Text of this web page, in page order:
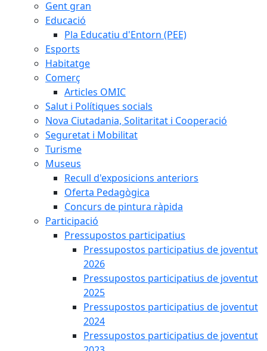
Gent gran
Educació
Pla Educatiu d'Entorn (PEE)
Esports
Habitatge
Comerç
Articles OMIC
Salut i Polítiques socials
Nova Ciutadania, Solitaritat i Cooperació
Seguretat i Mobilitat
Turisme
Museus
Recull d'exposicions anteriors
Oferta Pedagògica
Concurs de pintura ràpida
Participació
Pressupostos participatius
Pressupostos participatius de joventut
2026
Pressupostos participatius de joventut
2025
Pressupostos participatius de joventut
2024
Pressupostos participatius de joventut